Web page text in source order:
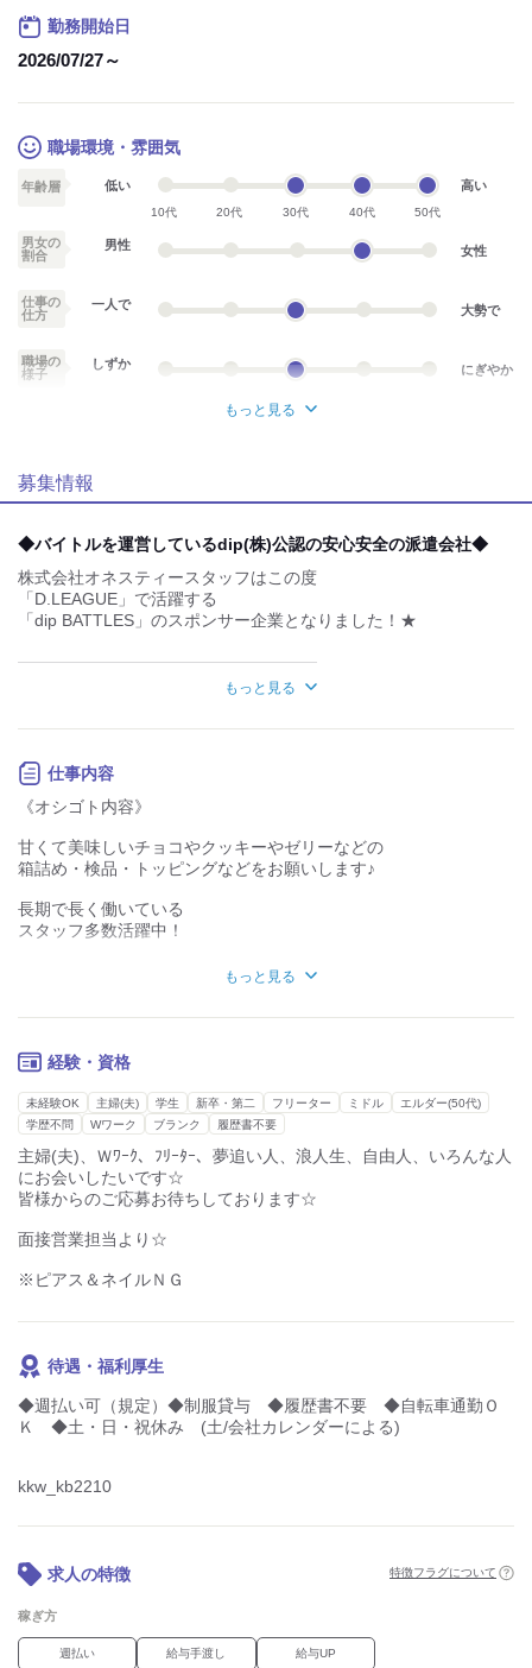
勤務開始日
2026/07/27～
職場環境・雰囲気
年齢層 低い
10代 20代 30代 40代 50代
高い
男女の
割合
男性 女性
仕事の
仕方
一人で 大勢で
職場の
様子
しずか にぎやか
個性が生かせる
デスクワーク 立ち仕事
お客様との対話が
少ない
力仕事が少ない
輩スタッフもいるので、わからないことはスグ確認できる職
場！未経験でも安心してご応募ください。
もっと見る
募集情報
◆バイトルを運営しているdip(株)公認の安心安全の派遣会社◆
株式会社オネスティースタッフはこの度
「D.LEAGUE」で活躍する
「dip BATTLES」のスポンサー企業となりました！★
――――――――――――――――――
「dip battles」とは
「強さ」と「情熱」にあふれるダンスで人々に
「夢を与える」存在でありたいという
――――――――――――――――――
株式会社オネスティースタッフでは、
「仕事を通じて、人との出会いを大切にし、
すべての人に【喜び】【幸せ】【感動】を与える企業でありた
もっと見る
仕事内容
《オシゴト内容》
甘くて美味しいチョコやクッキーやゼリーなどの
箱詰め・検品・トッピングなどをお願いします♪
長期で長く働いている
スタッフ多数活躍中！
不安な方でも安心してスタートできます♪
重たい商品は扱っていないので、
体への負担も心配なしです◎
＝＝＝＝＝＝＝＝＝＝＝＝＝＝＝＝＝＝＝
《メリット》
◆社割あり
◆お財布にも嬉しい週払いOK！
もっと見る
経験・資格
未経験OK 主婦(夫) 学生 新卒・第二 フリーター ミドル
エルダー(50代)
学歴不問
Wワーク ブランク 履歴書不要
主婦(夫)、Ｗﾜｰｸ、ﾌﾘｰﾀｰ、夢追い人、浪人生、自由人、いろんな人
にお会いしたいです☆
皆様からのご応募お待ちしております☆
面接営業担当より☆
※ピアス＆ネイルＮＧ
待遇・福利厚生
◆週払い可（規定）◆制服貸与 ◆履歴書不要 ◆自転車通勤Ｏ
Ｋ ◆土・日・祝休み (土/会社カレンダーによる)
kkw_kb2210
求人の特徴 特徴フラグについて
稼ぎ方
週払い 給与手渡し 給与UP